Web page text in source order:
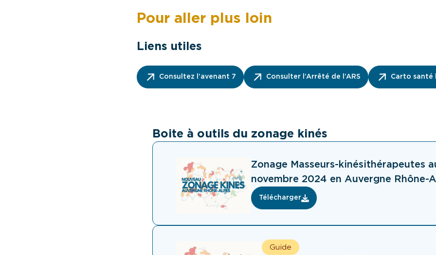
Pour aller plus loin
Liens utiles
Consultez l’avenant 7 Consulter l’Arrêté de l’ARS Carto santé
Boite à outils du zonage kinés
Zonage Masseurs-kinésithérapeutes
novembre 2024 en Auvergne Rhône-
Télécharger
Guide